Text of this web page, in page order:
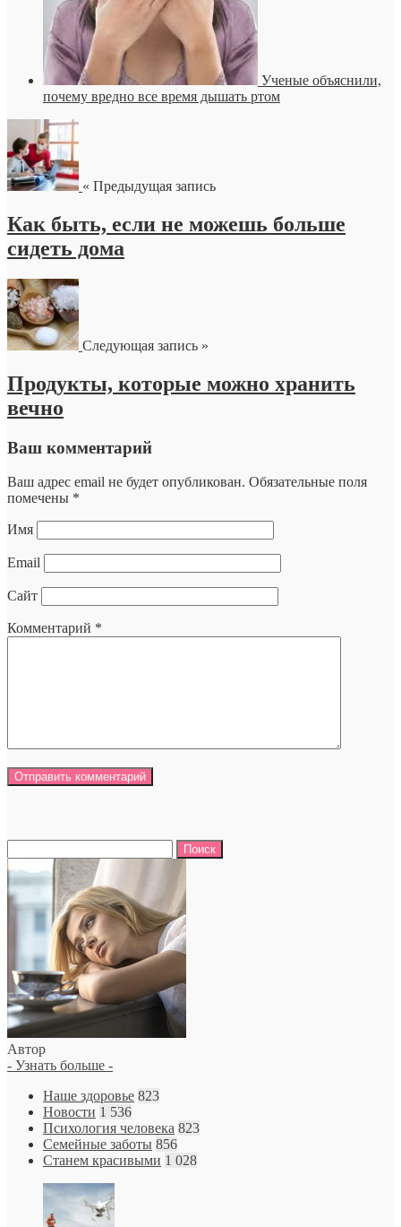
Ученые объяснили,
почему вредно все время дышать ртом
« Предыдущая запись
Как быть, если не можешь больше
сидеть дома
Следующая запись »
Продукты, которые можно хранить
вечно
Ваш комментарий
Ваш адрес email не будет опубликован. Обязательные поля
помечены *
Имя
Email
Сайт
Комментарий *
Автор
- Узнать больше -
Наше здоровье 823
Новости 1 536
Психология человека 823
Семейные заботы 856
Станем красивыми 1 028